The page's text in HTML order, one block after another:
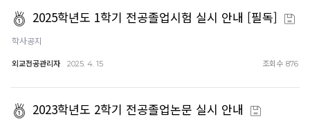
2025학년도 1학기 전공졸업시험 실시 안내 [필독]
학사공지
외교전공관리자 2025. 4. 15 조회수 876
2023학년도 2학기 전공졸업논문 실시 안내